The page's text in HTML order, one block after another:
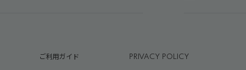
ご利用ガイド PRIVACY POLICY